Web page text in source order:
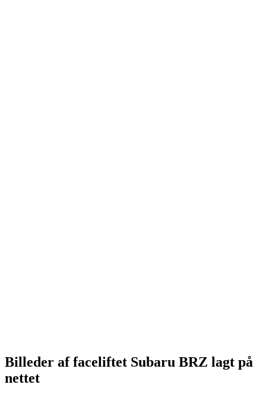
Billeder af faceliftet Subaru BRZ lagt på
nettet